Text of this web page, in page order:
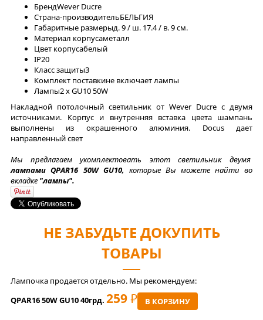
БрендWever Ducre
Страна-производительБЕЛЬГИЯ
Габаритные размерыд. 9 / ш. 17.4 / в. 9 см.
Материал корпусаметалл
Цвет корпусабелый
IP20
Класс защиты3
Комплект поставкине включает лампы
Лaмпы2 x GU10 50W
Накладной потолочный светильник от Wever Ducre с двумя
источниками. Корпус и внутренняя вставка цвета шампань
выполнены из окрашенного алюминия. Docus дает
направленный свет
Мы предлагаем укомплектовать этот светильник двумя
лампами QPAR16 50W GU10, которые Вы можете найти во
вкладке "лампы".
НЕ ЗАБУДЬТЕ ДОКУПИТЬ
ТОВАРЫ
Лампочка продается отдельно. Мы рекомендуем:
QPAR16 50W GU10 40грд. 259 РУБ В КОРЗИНУ